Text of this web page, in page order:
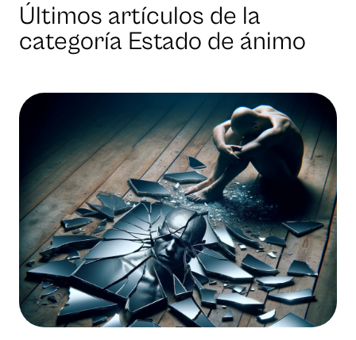
Últimos artículos de la
categoría Estado de ánimo